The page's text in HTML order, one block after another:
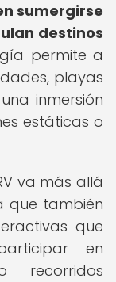
sumergirse
destinos
permite a
playas
inmersión
estáticas o
va más allá
que también
que
en
recorridos